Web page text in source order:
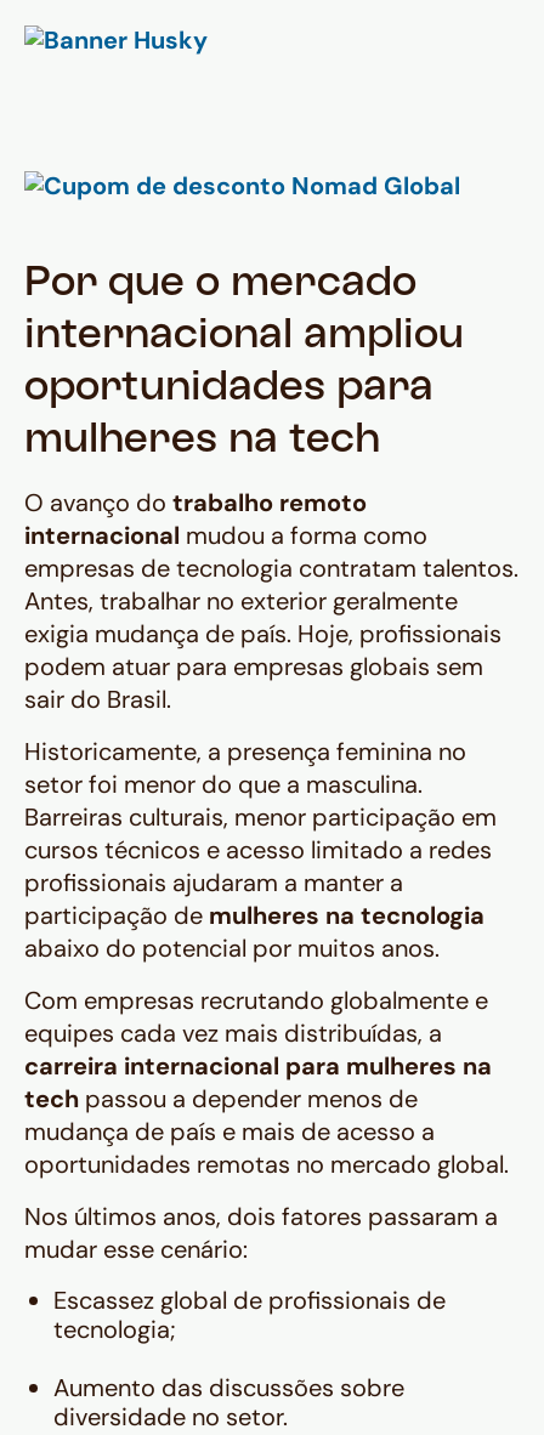
Por que o mercado
internacional ampliou
oportunidades para
mulheres na tech
O avanço do trabalho remoto
internacional mudou a forma como
empresas de tecnologia contratam talentos.
Antes, trabalhar no exterior geralmente
exigia mudança de país. Hoje, profissionais
podem atuar para empresas globais sem
sair do Brasil.
Historicamente, a presença feminina no
setor foi menor do que a masculina.
Barreiras culturais, menor participação em
cursos técnicos e acesso limitado a redes
profissionais ajudaram a manter a
participação de mulheres na tecnologia
abaixo do potencial por muitos anos.
Com empresas recrutando globalmente e
equipes cada vez mais distribuídas, a
carreira internacional para mulheres na
tech passou a depender menos de
mudança de país e mais de acesso a
oportunidades remotas no mercado global.
Nos últimos anos, dois fatores passaram a
mudar esse cenário:
Escassez global de profissionais de
tecnologia;
Aumento das discussões sobre
diversidade no setor.